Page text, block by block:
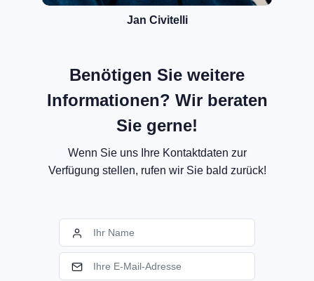
Jan Civitelli
Benötigen Sie weitere
Informationen? Wir beraten
Sie gerne!
Wenn Sie uns Ihre Kontaktdaten zur
Verfügung stellen, rufen wir Sie bald zurück!